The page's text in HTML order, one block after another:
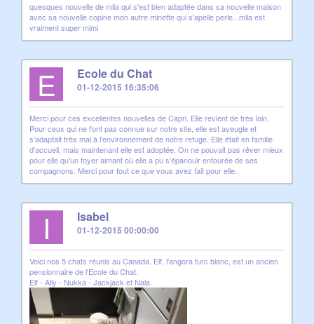
quesques nouvelle de mila qui s'est bien adaptée dans sa nouvelle maison
avec sa nouvelle copine mon autre minette qui s'apelle perle...mila est
vraiment super mimi
E Ecole du Chat
01-12-2015 16:35:06
Merci pour ces excellentes nouvelles de Capri. Elle revient de très loin.
Pour ceux qui ne l'ont pas connue sur notre site, elle est aveugle et
s'adaptait très mal à l'environnement de notre refuge. Elle était en famille
d'accueil, mais maintenant elle est adoptée. On ne pouvait pas rêver mieux
pour elle qu'un foyer aimant où elle a pu s'épanouir entourée de ses
compagnons. Merci pour tout ce que vous avez fait pour elle.
I Isabel
01-12-2015 00:00:00
Voici nos 5 chats réunis au Canada. Elf, l'angora turc blanc, est un ancien
pensionnaire de l'Ecole du Chat.
Elf - Ally - Nukka - Jackjack et Nala.